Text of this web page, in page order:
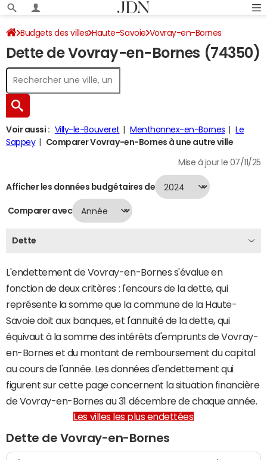
Budgets des villes Haute-Savoie Vovray-en-Bornes
Dette au 31/12/2024
Dette de Vovray-en-Bornes (74350)
Voir aussi : Villy-le-Bouveret Menthonnex-en-Bornes
Le
Sappey
Comparer Vovray-en-Bornes à une autre ville
Mise à jour le 07/11/25
Afficher les données budgétaires de
Comparer avec
Dette
L'endettement de Vovray-en-Bornes s'évalue en
fonction de deux critères : l'encours de la dette, qui
représente la somme que la commune de la Haute-
Savoie doit aux banques, et l'annuité de la dette, qui
équivaut à la somme des intérêts d'emprunts de Vovray-
en-Bornes et du montant de remboursement du capital
au cours de l'année. Les données d'endettement qui
figurent sur cette page concernent la situation financière
de Vovray-en-Bornes au 31 décembre de chaque année.
Les villes les plus endettées
Dette de Vovray-en-Bornes